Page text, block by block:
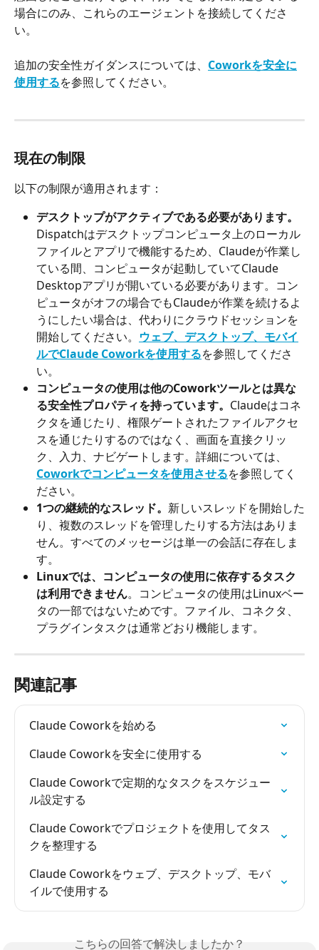
場合にのみ、これらのエージェントを接続してくださ
い。
追加の安全性ガイダンスについては、 Coworkを安全に
使用するを参照してください。
現在の制限
以下の制限が適用されます：
デスクトップがアクティブである必要があります。
Dispatchはデスクトップコンピュータ上のローカル
ファイルとアプリで機能するため、Claudeが作業し
ている間、コンピュータが起動していてClaude
Desktopアプリが開いている必要があります。コン
ピュータがオフの場合でもClaudeが作業を続けるよ
うにしたい場合は、代わりにクラウドセッションを
開始してください。 ウェブ、デスクトップ、モバイ
ルでClaude Coworkを使用するを参照してくださ
い。
コンピュータの使用は他のCoworkツールとは異な
る安全性プロパティを持っています。 Claudeはコネ
クタを通じたり、権限ゲートされたファイルアクセ
スを通じたりするのではなく、画面を直接クリッ
ク、入力、ナビゲートします。詳細については、
Coworkでコンピュータを使用させるを参照してく
ださい。
1つの継続的なスレッド。 新しいスレッドを開始した
り、複数のスレッドを管理したりする方法はありま
せん。すべてのメッセージは単一の会話に存在しま
す。
Linuxでは、コンピュータの使用に依存するタスク
は利用できません。コンピュータの使用はLinuxベー
タの一部ではないためです。ファイル、コネクタ、
プラグインタスクは通常どおり機能します。
関連記事
Claude Coworkを始める
Claude Coworkを安全に使用する
Claude Coworkで定期的なタスクをスケジュー
ル設定する
Claude Coworkでプロジェクトを使用してタス
クを整理する
Claude Coworkをウェブ、デスクトップ、モバ
イルで使用する
こちらの回答で解決しましたか？